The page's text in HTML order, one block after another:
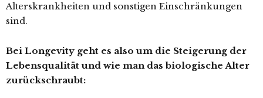
Alterskrankheiten und sonstigen Einschränkungen
sind.
Bei Longevity geht es also um die Steigerung der
Lebensqualität und wie man das biologische Alter
zurückschraubt: